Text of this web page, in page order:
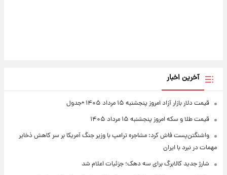
آخرین اخبار
قیمت دلار بازار آزاد امروز پنجشنبه ۱۵ مرداد ۱۴۰۵ +جدول
قیمت طلا و سکه امروز پنجشنبه ۱۵ مرداد ۱۴۰۵
واشنگتن‌پست فاش کرد: مشاجره ترامپ با وزیر جنگ آمریکا بر سر کاهش ذخایر
مهمات در نبرد با ایران
شارژ جدید کالابرگ برای سه دهک؛ جزئیات اعلام شد